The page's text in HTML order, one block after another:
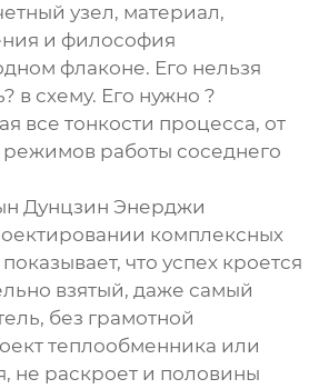
узел, материал,
и философия
флаконе. Его нельзя
в схему. Его нужно ?
все тонкости процесса, от
работы соседнего
Дунцзин Энерджи
комплексных
что успех кроется
взятый, даже самый
без грамотной
теплообменника или
не раскроет и половины